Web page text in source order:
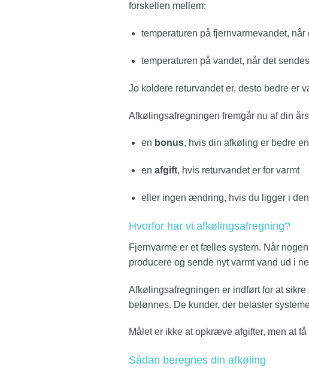
forskellen mellem:
temperaturen på fjernvarmevandet,
temperaturen på vandet, når det
Jo koldere returvandet er, desto bedre er
Afkølingsafregningen fremgår nu af din
en bonus, hvis din afkøling er bedre
en afgift, hvis returvandet er for varmt
eller ingen ændring, hvis du ligger i
Hvorfor har vi afkølingsafregning?
Fjernvarme er et fælles system. Når
producere og sende nyt varmt vand ud i
Afkølingsafregningen er indført for at
belønnes. De kunder, der belaster
Målet er ikke at opkræve afgifter, men at
Sådan beregnes din afkøling